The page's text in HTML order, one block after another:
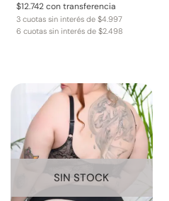
$12.742con transferencia
3 cuotas sin interés de $4.997
6 cuotas sin interés de $2.498
SIN STOCK